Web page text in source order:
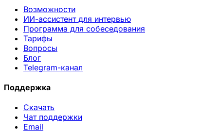
Возможности
ИИ-ассистент для интервью
Программа для собеседования
Тарифы
Вопросы
Блог
Telegram-канал
Поддержка
Скачать
Чат поддержки
Email